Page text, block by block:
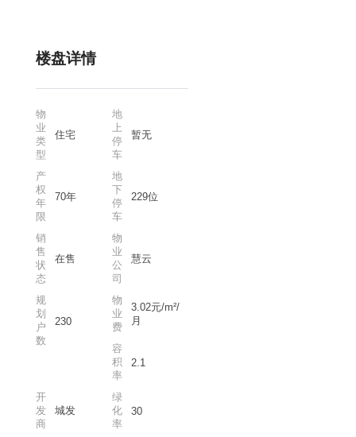
楼盘详情
物
业
类
型
住宅
地
上
停
车
暂无
产
权
年
限
70年
地
下
停
车
229位
销
售
状
态
在售
物
业
公
司
慧云
规
划
户
数
230
物
业
费
3.02元/m²/
月
容
积
率
2.1
开
发
商
城发
绿
化
率
30